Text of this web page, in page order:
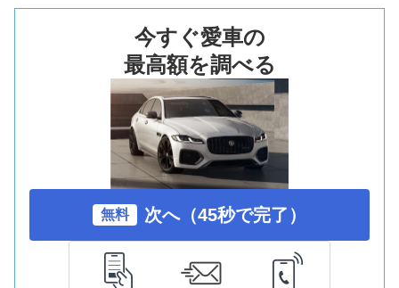
今すぐ愛車の
最高額を調べる
無料 次へ（45秒で完了）